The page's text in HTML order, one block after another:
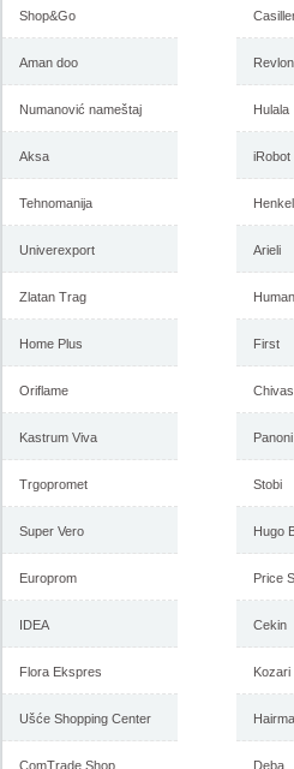
Gigatron katalog akcija
Shop&Go
Aman doo
Numanović nameštaj
Aksa
Tehnomanija
Univerexport
Zlatan Trag
Home Plus
Oriflame
Kastrum Viva
Trgopromet
Super Vero
Europrom
IDEA
Flora Ekspres
Ušće Shopping Center
ComTrade Shop
Revlon
Hulala
iRobot
Arieli
First
Panoni
Stobi
Hugo
Price
Cekin
Kozari
Deba